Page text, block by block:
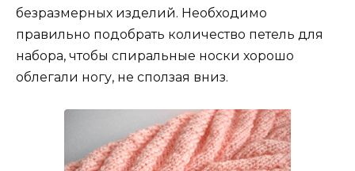
безразмерных изделий. Необходимо
правильно подобрать количество петель для
набора, чтобы спиральные носки хорошо
облегали ногу, не сползая вниз.